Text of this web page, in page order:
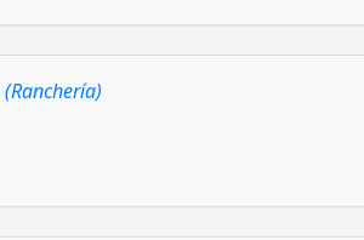
(Ranchería)